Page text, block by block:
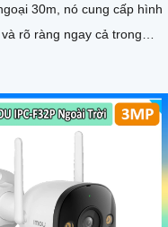
30m, nó cung cấp hình
rõ ràng ngay cả trong